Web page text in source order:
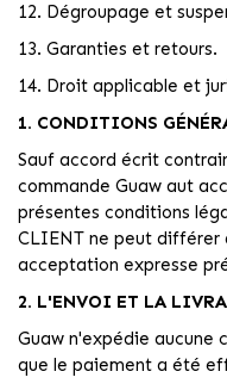
12. Dégroupage et
13. Garanties et retours.
14. Droit applicable et
1. CONDITIONS
Sauf accord écrit
commande Guaw aut
présentes conditions
CLIENT ne peut différer
acceptation expresse
2. L'ENVOI ET LA
Guaw n'expédie aucune
que le paiement a été